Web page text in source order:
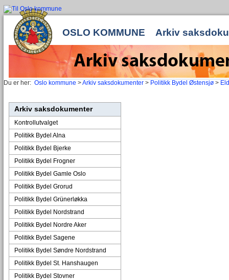
OSLO KOMMUNE Arkiv
Du er her: Oslo kommune >Arkiv saksdokumenter > Politikk Bydel Østensjø >
Arkiv saksdokumenter
Kontrollutvalget
Politikk Bydel Alna
Politikk Bydel Bjerke
Politikk Bydel Frogner
Politikk Bydel Gamle Oslo
Politikk Bydel Grorud
Politikk Bydel Grünerløkka
Politikk Bydel Nordstrand
Politikk Bydel Nordre Aker
Politikk Bydel Sagene
Politikk Bydel Søndre Nordstrand
Politikk Bydel St. Hanshaugen
Politikk Bydel Stovner